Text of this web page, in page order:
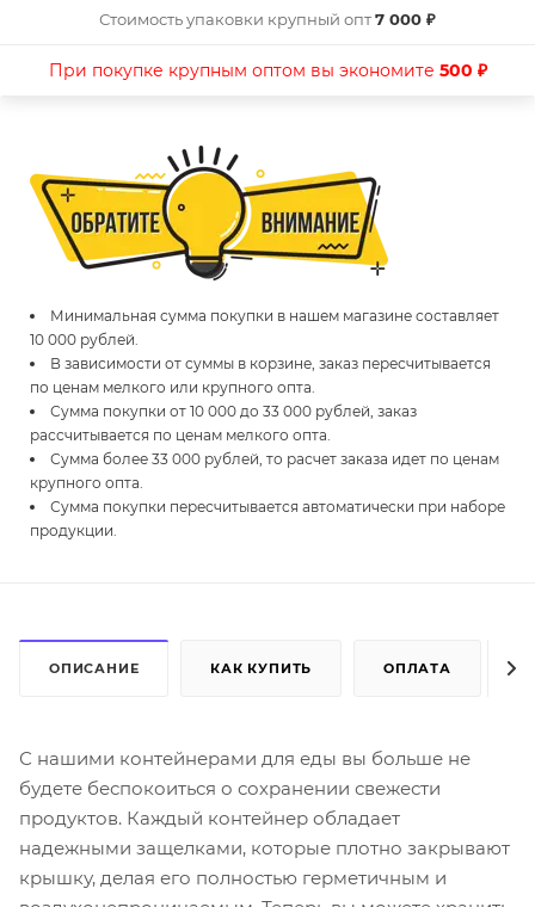
Стоимость упаковки крупный опт7 000 ₽
При покупке крупным оптом вы экономите 500 ₽
Минимальная сумма покупки в нашем магазине составляет
10 000 рублей.
В зависимости от суммы в корзине, заказ пересчитывается
по ценам мелкого или крупного опта.
Сумма покупки от 10 000 до 33 000 рублей, заказ
рассчитывается по ценам мелкого опта.
Сумма более 33 000 рублей, то расчет заказа идет по ценам
крупного опта.
Сумма покупки пересчитывается автоматически при наборе
продукции.
ОПИСАНИЕ КАК КУПИТЬ ОПЛАТА
С нашими контейнерами для еды вы больше не
будете беспокоиться о сохранении свежести
продуктов. Каждый контейнер обладает
надежными защелками, которые плотно закрывают
крышку, делая его полностью герметичным и